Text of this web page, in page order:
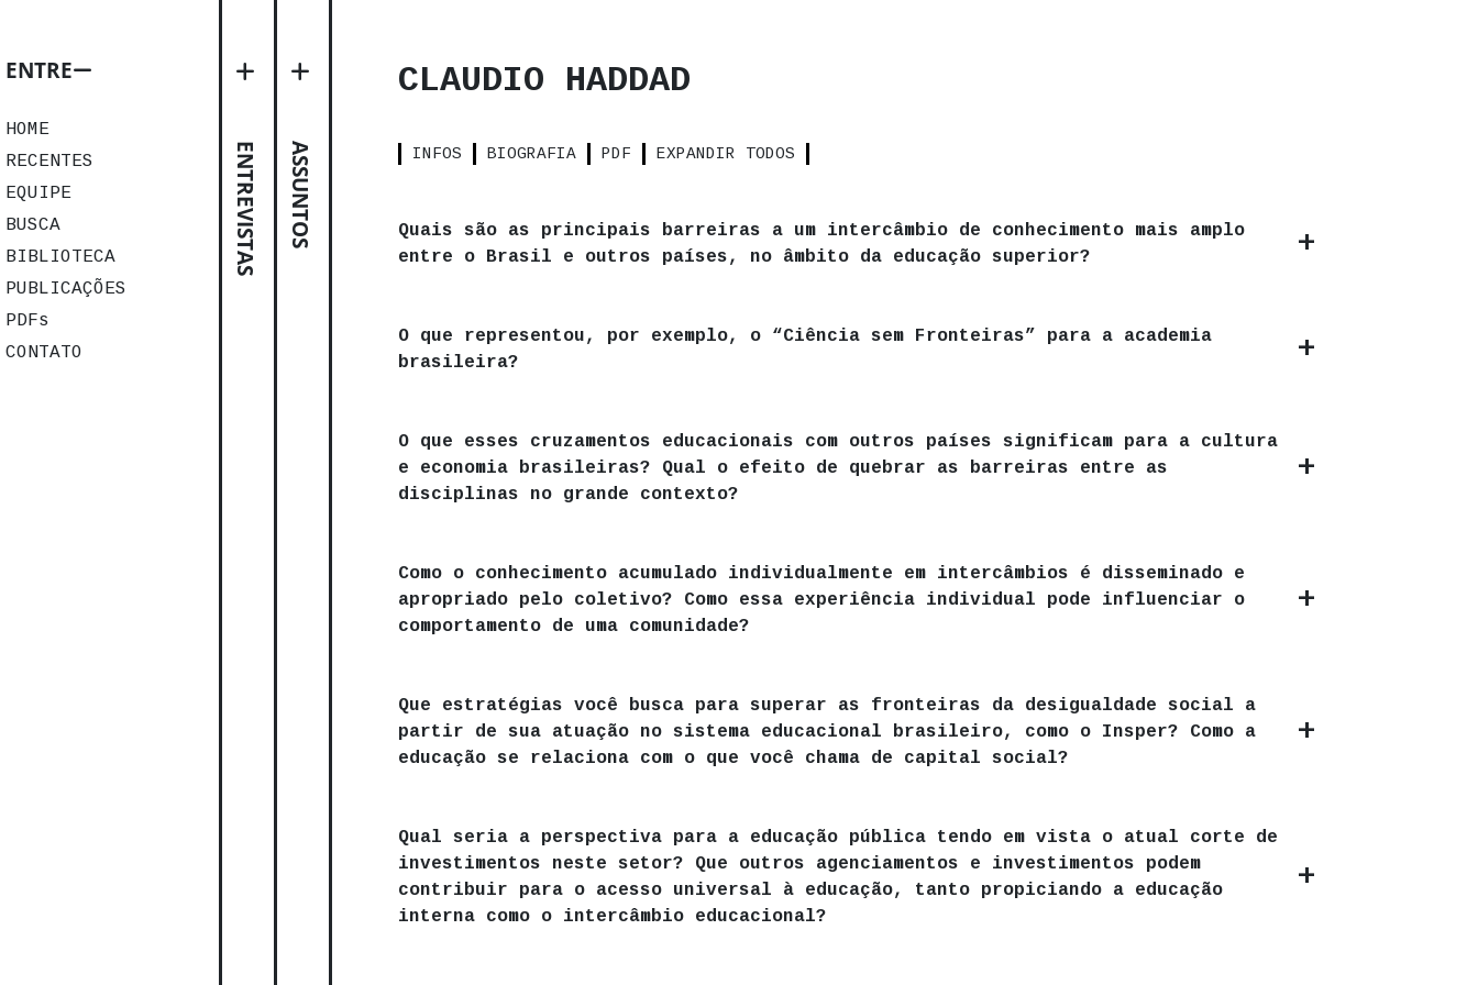
ENTRE
HOME
RECENTES
EQUIPE
BUSCA
BIBLIOTECA
PUBLICAÇÕES
PDFs
CONTATO
ENTREVISTAS ASSUNTOS
CLAUDIO HADDAD
INFOS BIOGRAFIA PDF EXPANDIR TODOS
Quais são as principais barreiras a um intercâmbio de conhecimento mais amplo
entre o Brasil e outros países, no âmbito da educação superior?
O que representou, por exemplo, o “Ciência sem Fronteiras” para a academia
brasileira?
O que esses cruzamentos educacionais com outros países significam para a cultura
e economia brasileiras? Qual o efeito de quebrar as barreiras entre as
disciplinas no grande contexto?
Como o conhecimento acumulado individualmente em intercâmbios é disseminado e
apropriado pelo coletivo? Como essa experiência individual pode influenciar o
comportamento de uma comunidade?
Que estratégias você busca para superar as fronteiras da desigualdade social a
partir de sua atuação no sistema educacional brasileiro, como o Insper? Como a
educação se relaciona com o que você chama de capital social?
Qual seria a perspectiva para a educação pública tendo em vista o atual corte de
investimentos neste setor? Que outros agenciamentos e investimentos podem
contribuir para o acesso universal à educação, tanto propiciando a educação
interna como o intercâmbio educacional?